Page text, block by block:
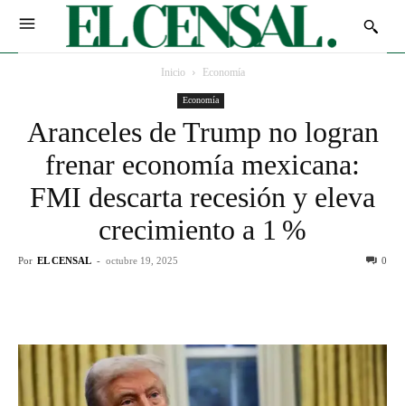
Inicio Economía
Economía
Aranceles de Trump no logran
frenar economía mexicana:
FMI descarta recesión y eleva
crecimiento a 1 %
Por EL CENSAL - octubre 19, 2025 0